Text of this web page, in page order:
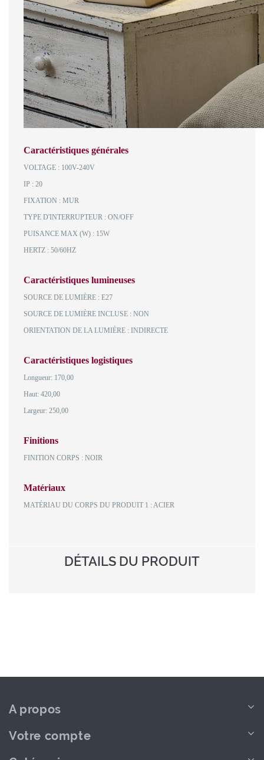
Caractéristiques générales
VOLTAGE : 100V-240V
IP : 20
FIXATION : MUR
TYPE D'INTERRUPTEUR : ON/OFF
PUISANCE MAX (W) : 15W
HERTZ : 50/60HZ
Caractéristiques lumineuses
SOURCE DE LUMIÈRE : E27
SOURCE DE LUMIÈRE INCLUSE : NON
ORIENTATION DE LA LUMIÈRE : INDIRECTE
Caractéristiques logistiques
Longueur: 170,00
Haut: 420,00
Largeur: 250,00
Finitions
FINITION CORPS : NOIR
Matériaux
MATÉRIAU DU CORPS DU PRODUIT 1 : ACIER
DÉTAILS DU PRODUIT
A propos
Votre compte